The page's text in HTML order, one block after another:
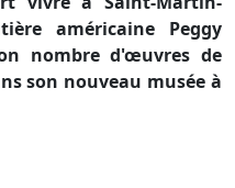
américaine Peggy
nombre d'œuvres de
son nouveau musée à